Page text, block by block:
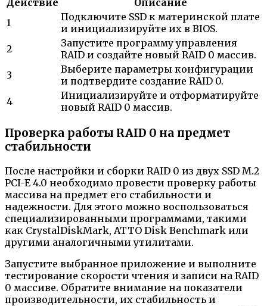
Действие
Описание
1
Подключите SSD к материнской плате
и инициализируйте их в BIOS.
2
Запустите программу управления
RAID и создайте новый RAID 0 массив.
3
Выберите параметры конфигурации
и подтвердите создание RAID 0.
4
Инициализируйте и отформатируйте
новый RAID 0 массив.
Проверка работы RAID 0 на предмет
стабильности
После настройки и сборки RAID 0 из двух SSD M.2
PCI-E 4.0 необходимо провести проверку работы
массива на предмет его стабильности и
надежности. Для этого можно воспользоваться
специализированными программами, такими
как CrystalDiskMark, ATTO Disk Benchmark или
другими аналогичными утилитами.
Запустите выбранное приложение и выполните
тестирование скорости чтения и записи на RAID
0 массиве. Обратите внимание на показатели
производительности, их стабильность и